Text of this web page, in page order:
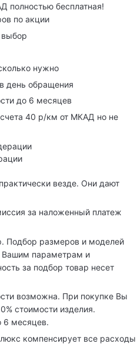
полностью бесплатная!
по акции
нужно
день обращения
до 6 месяцев
40 р/км от МКАД но не
везде. Они дают
за наложенный платеж
Подбор размеров и моделей
Вашим параметрам и
за подбор товар несет
возможна. При покупке Вы
стоимости изделия.
6 месяцев.
компенсирует все расходы